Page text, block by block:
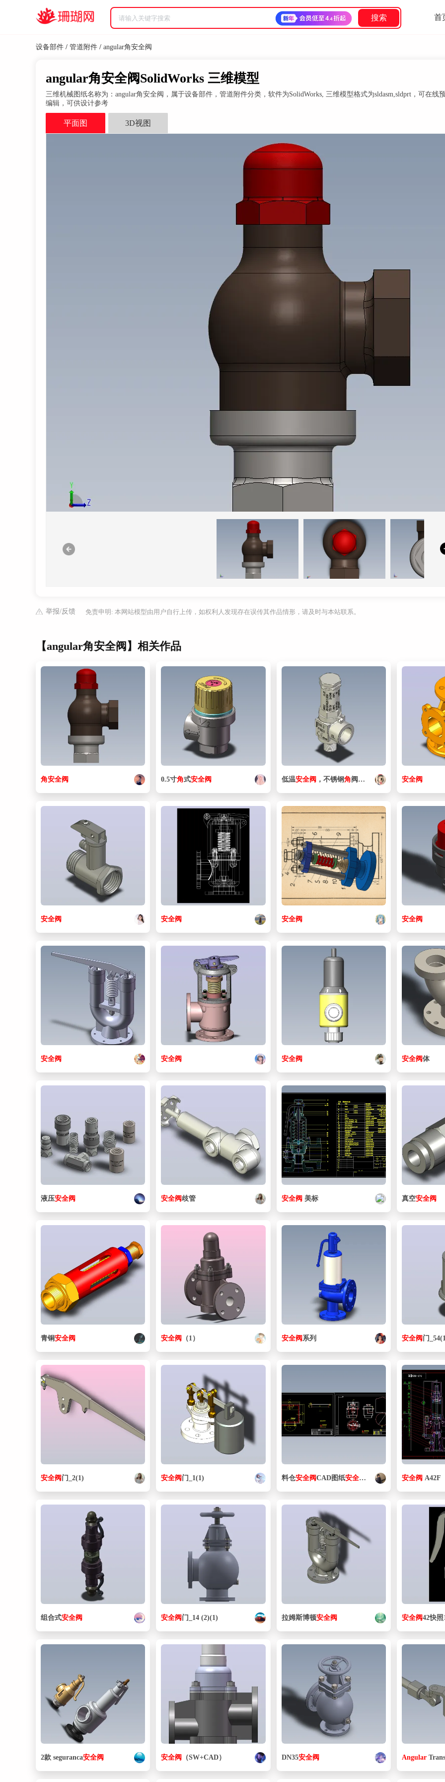
搜索 首
设备部件 / 管道附件 / angular角安全阀
angular角安全阀SolidWorks 三维模型
三维机械图纸名称为：angular角安全阀，属于设备部件，管道附件分类，软件为SolidWorks, 三维模型格式为sldasm,sldprt，可在线
编辑，可供设计参考
平面图 3D视图
举报/反馈 免责申明: 本网站模型由用户自行上传，如权利人发现存在误传其作品情形，请及时与本站联系。
【angular角安全阀】相关作品
角安全阀 0.5寸角式安全阀 低温安全阀 ，不锈钢角阀，PN63 安全阀
安全阀 安全阀 安全阀 安全阀
安全阀 安全阀 安全阀 安全阀体
液压安全阀 安全阀歧管 安全阀 美标 真空安全阀
青铜安全阀 安全阀 （1） 安全阀 系列 安全阀 门
安全阀 门_2(1) 安全阀 门_1(1) 料仓安全阀CAD图纸安全阀 、库侧人孔门安全阀 A42F
组合式安全阀 安全阀 门_14 (2)(1) 拉姆斯博顿安全阀 安全阀42快照
2款 seguranca安全阀 安全阀 （SW+CAD） DN35安全阀 Angular Transmitor角